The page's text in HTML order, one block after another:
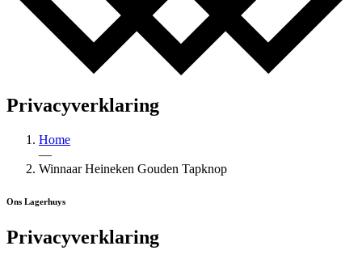
Privacyverklaring
Home
—
Winnaar Heineken Gouden Tapknop
Ons Lagerhuys
Privacyverklaring